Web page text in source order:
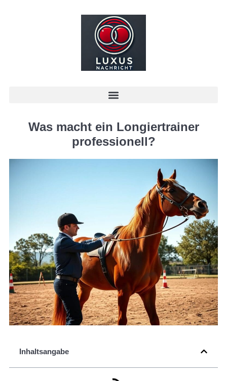
Was macht ein Longiertrainer
professionell?
Inhaltsangabe